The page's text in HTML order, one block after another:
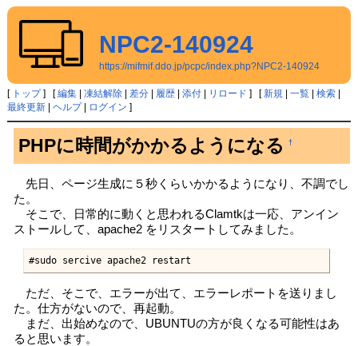
NPC2-140924
https://mifmif.ddo.jp/pcpc/index.php?NPC2-140924
[ トップ] [編集| 凍結解除| 差分| 履歴| 添付| リロード ] [新規| 一覧| 検索|
最終更新| ヘルプ| ログイン ]
PHPに時間がかかるようになる †
先日、ページ生成に５秒くらいかかるようになり、不調でし
た。
そこで、日常的に動くと思われるClamtkは一応、アンイン
ストールして、apache2 をリスタートしてみました。
#sudo sercive apache2 restart
ただ、そこで、エラーが出て、エラーレポートを送りまし
た。仕方がないので、再起動。
まだ、出始めなので、UBUNTUの方が良くなる可能性はあ
ると思います。